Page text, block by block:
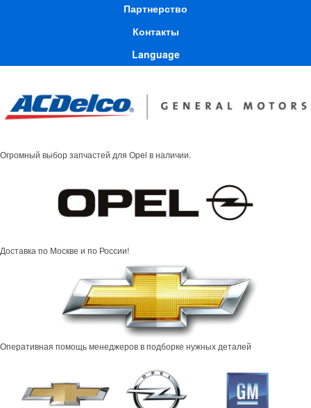
Партнерство
Контакты
Language
Огромный выбор запчастей для Opel в наличии.
Доставка по Москве и по России!
Оперативная помощь менеджеров в подборке нужных деталей